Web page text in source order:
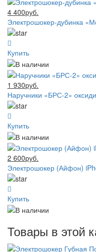
4 400руб.
Электрошокер-дубинка
Купить
1 930руб.
Наручники «БРС-2»
Купить
2 600руб.
Электрошокер (Айфон)
Купить
Товары в этой